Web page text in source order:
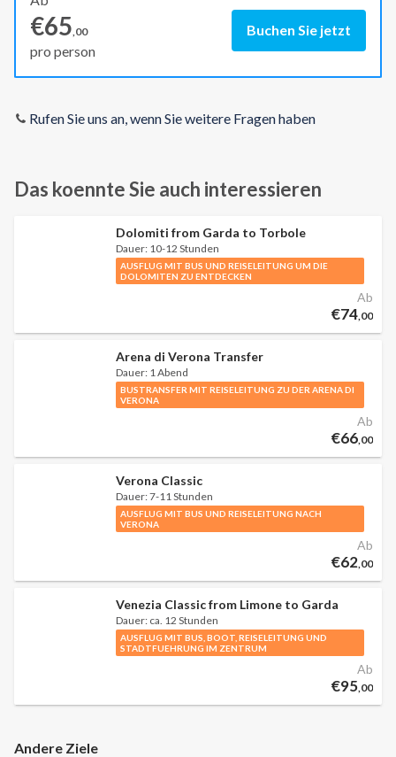
€65,00
pro person
Buchen Sie jetzt
Rufen Sie uns an, wenn Sie weitere Fragen haben
Das koennte Sie auch interessieren
Dolomiti from Garda to Torbole
Dauer: 10-12 Stunden
AUSFLUG MIT BUS UND REISELEITUNG UM DIE
DOLOMITEN ZU ENTDECKEN
Ab
€74,00
Arena di Verona Transfer
Dauer: 1 Abend
BUSTRANSFER MIT REISELEITUNG ZU DER ARENA DI
VERONA
Ab
€66,00
Verona Classic
Dauer:7-11 Stunden
AUSFLUG MIT BUS UND REISELEITUNG NACH
VERONA
Ab
€62,00
Venezia Classic from Limone to Garda
Dauer: ca. 12 Stunden
AUSFLUG MIT BUS, BOOT, REISELEITUNG UND
STADTFUEHRUNG IM ZENTRUM
Ab
€95,00
Andere Ziele